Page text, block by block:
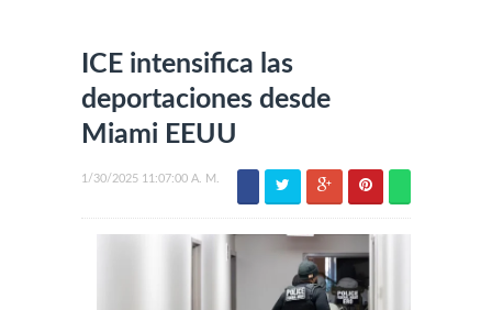
ICE intensifica las
deportaciones desde
Miami EEUU
1/30/2025 11:07:00 A. M.